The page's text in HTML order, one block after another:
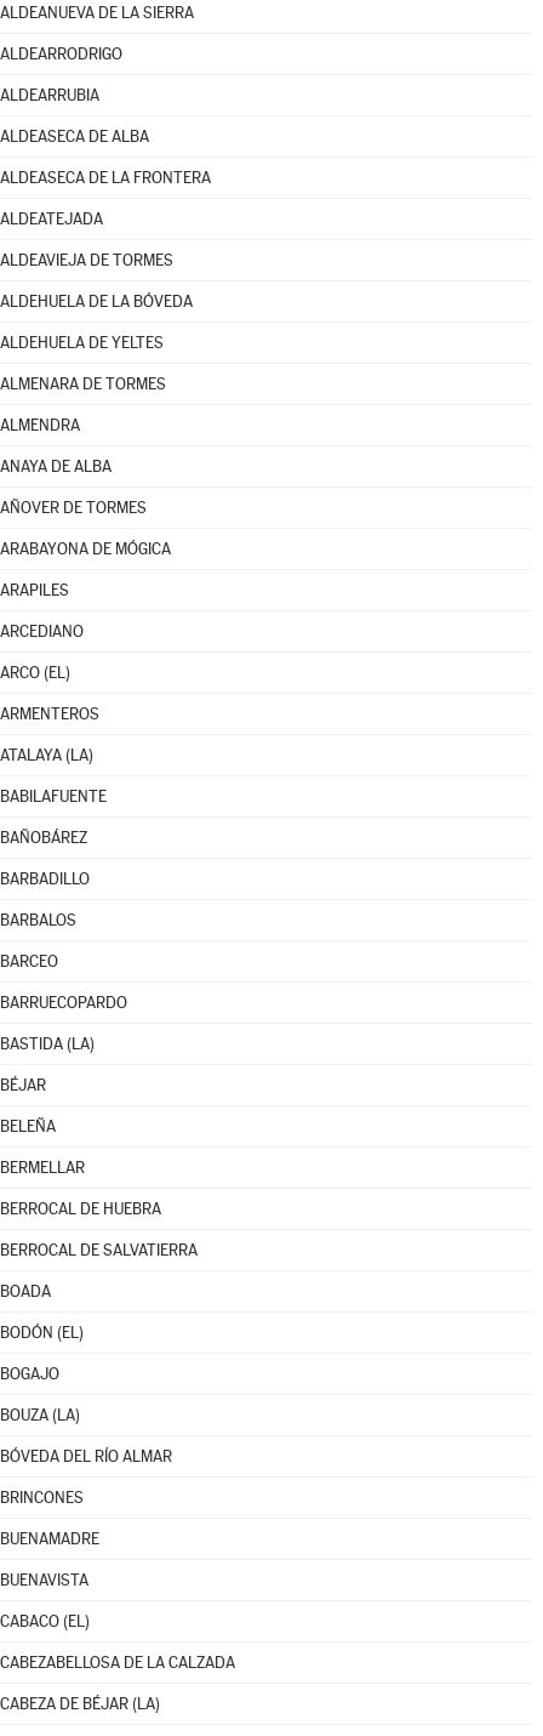
ALDEANUEVA DE LA SIERRA
ALDEARRODRIGO
ALDEARRUBIA
ALDEASECA DE ALBA
ALDEASECA DE LA FRONTERA
ALDEATEJADA
ALDEAVIEJA DE TORMES
ALDEHUELA DE LA BÓVEDA
ALDEHUELA DE YELTES
ALMENARA DE TORMES
ALMENDRA
ANAYA DE ALBA
AÑOVER DE TORMES
ARABAYONA DE MÓGICA
ARAPILES
ARCEDIANO
ARCO (EL)
ARMENTEROS
ATALAYA (LA)
BABILAFUENTE
BAÑOBÁREZ
BARBADILLO
BARBALOS
BARCEO
BARRUECOPARDO
BASTIDA (LA)
BÉJAR
BELEÑA
BERMELLAR
BERROCAL DE HUEBRA
BERROCAL DE SALVATIERRA
BOADA
BODÓN (EL)
BOGAJO
BOUZA (LA)
BÓVEDA DEL RÍO ALMAR
BRINCONES
BUENAMADRE
BUENAVISTA
CABACO (EL)
CABEZABELLOSA DE LA CALZADA
CABEZA DE BÉJAR (LA)